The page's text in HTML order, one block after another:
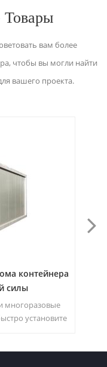
вам более
чтобы вы могли найти
вашего проекта.
контейнера
силы
многоразовые
установите